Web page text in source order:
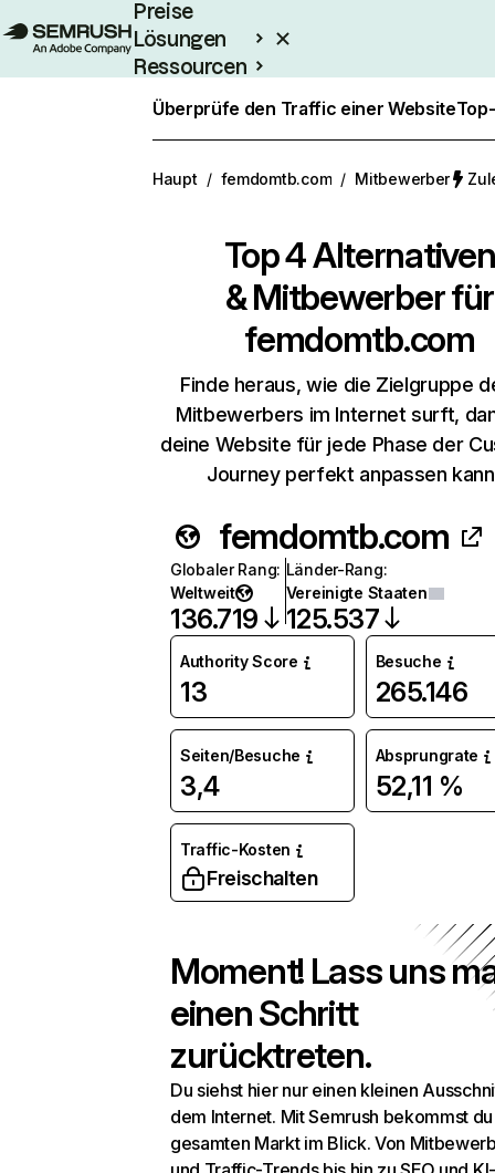
Preise
Lösungen
Ressourcen
Enterprise
Überprüfe den Traffic einer Website
Haupt / femdomtb.com / Mitbewerber
Top 4 Alternativen
& Mitbewerber für
femdomtb.com
Finde heraus, wie die Zielgruppe
Mitbewerbers im Internet surft,
deine Website für jede Phase der
Journey perfekt anpassen
femdomtb.com
Globaler Rang:
Weltweit
136.719
Länder-Rang:
Vereinigte Staaten
125.537
Authority Score
13
Besuche
265.146
Seiten/Besuche
3,4
Absprungrate
52,11 %
Traffic-Kosten
Freischalten
Moment! Lass uns
einen Schritt
zurücktreten.
Du siehst hier nur einen kleinen
dem Internet. Mit Semrush bekommst
gesamten Markt im Blick. Von